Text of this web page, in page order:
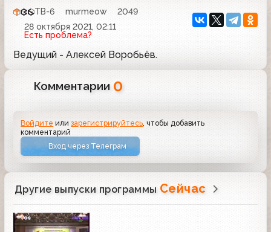
ТВ-6 murmeow
2049
28 октября 2021, 02:11
Есть проблема?
Ведущий - Алексей Воробьёв.
Комментарии 0
Войдите илизарегистрируйтесь , чтобы добавить
комментарий
Вход через Телеграм
Другие выпуски программы Сейчас